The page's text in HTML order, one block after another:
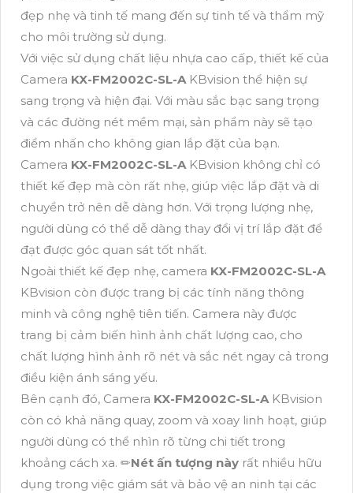
đẹp nhẹ và tinh tế mang đến sự tinh tế và thẩm mỹ
cho môi trường sử dụng.
Với việc sử dụng chất liệu nhựa cao cấp, thiết kế của
Camera KX-FM2002C-SL-A KBvision thể hiện sự
sang trọng và hiện đại. Với màu sắc bạc sang trọng
và các đường nét mềm mại, sản phẩm này sẽ tạo
điểm nhấn cho không gian lắp đặt của bạn.
Camera KX-FM2002C-SL-A KBvision không chỉ có
thiết kế đẹp mà còn rất nhẹ, giúp việc lắp đặt và di
chuyển trở nên dễ dàng hơn. Với trọng lượng nhẹ,
người dùng có thể dễ dàng thay đổi vị trí lắp đặt để
đạt được góc quan sát tốt nhất.
Ngoài thiết kế đẹp nhẹ, camera KX-FM2002C-SL-A
KBvision còn được trang bị các tính năng thông
minh và công nghệ tiên tiến. Camera này được
trang bị cảm biến hình ảnh chất lượng cao, cho
chất lượng hình ảnh rõ nét và sắc nét ngay cả trong
điều kiện ánh sáng yếu.
Bên cạnh đó, Camera KX-FM2002C-SL-A KBvision
còn có khả năng quay, zoom và xoay linh hoạt, giúp
người dùng có thể nhìn rõ từng chi tiết trong
khoảng cách xa. ✏Nét ấn tượng này rất nhiều hữu
dụng trong việc giám sát và bảo vệ an ninh tại các